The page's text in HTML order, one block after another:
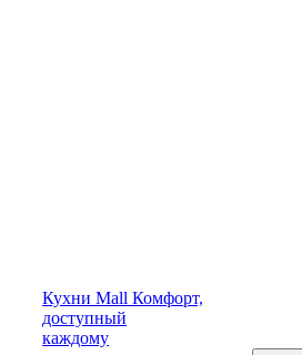
Кухни Mall Комфорт,
доступный
каждому